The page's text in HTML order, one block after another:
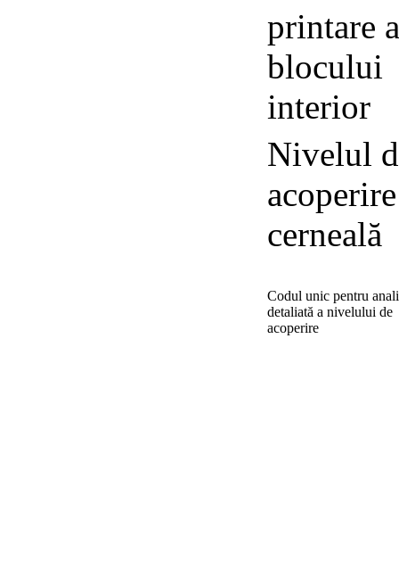
printare
blocului
interior
Nivelul
cerneală
Codul unic pentru
detaliată a nivelului de
acoperire